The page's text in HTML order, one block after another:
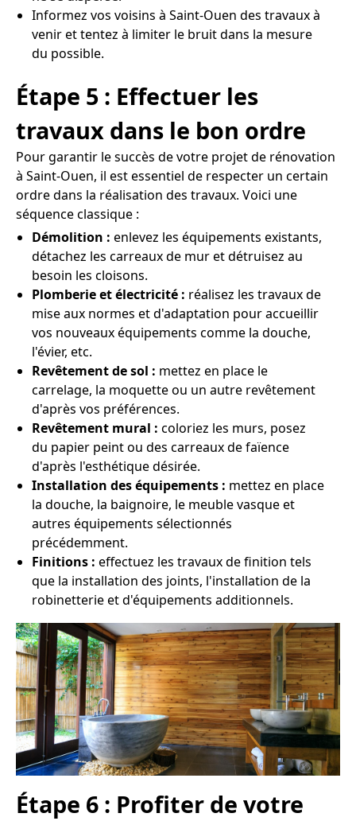
Informez vos voisins à Saint-Ouen des travaux à
venir et tentez à limiter le bruit dans la mesure
du possible.
Étape 5 : Effectuer les
travaux dans le bon ordre
Pour garantir le succès de votre projet de rénovation
à Saint-Ouen, il est essentiel de respecter un certain
ordre dans la réalisation des travaux. Voici une
séquence classique :
Démolition : enlevez les équipements existants,
détachez les carreaux de mur et détruisez au
besoin les cloisons.
Plomberie et électricité : réalisez les travaux de
mise aux normes et d'adaptation pour accueillir
vos nouveaux équipements comme la douche,
l'évier, etc.
Revêtement de sol : mettez en place le
carrelage, la moquette ou un autre revêtement
d'après vos préférences.
Revêtement mural : coloriez les murs, posez
du papier peint ou des carreaux de faïence
d'après l'esthétique désirée.
Installation des équipements : mettez en place
la douche, la baignoire, le meuble vasque et
autres équipements sélectionnés
précédemment.
Finitions : effectuez les travaux de finition tels
que la installation des joints, l'installation de la
robinetterie et d'équipements additionnels.
Étape 6 : Profiter de votre